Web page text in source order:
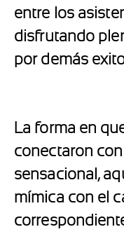
entre los
disfrutando
por demás
La forma en
conectaron
sensacional,
mímica con el